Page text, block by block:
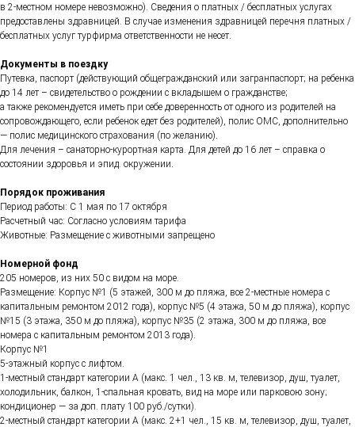
в 2-местном номере невозможно). Сведения о платных / бесплатных услугах
предоставлены здравницей. В случае изменения здравницей перечня платных /
бесплатных услуг турфирма ответственности не несет.
Документы в поездку
Путевка, паспорт (действующий общегражданский или загранпаспорт; на ребенка
до 14 лет – свидетельство о рождении с вкладышем о гражданстве;
а также рекомендуется иметь при себе доверенность от одного из родителей на
сопровождающего, если ребенок едет без родителей), полис ОМС, дополнительно
— полис медицинского страхования (по желанию).
Для лечения – санаторно-курортная карта. Для детей до 16 лет – справка о
состоянии здоровья и эпид. окружении.
Порядок проживания
Период работы: C 1 мая по 17 октября
Расчетный час: Согласно условиям тарифа
Животные: Размещение с животными запрещено
Номерной фонд
205 номеров, из них 50 с видом на море.
Размещение: Корпус №1 (5 этажей, 300 м до пляжа, все 2-местные номера с
капитальным ремонтом 2012 года), корпус №5 (4 этажа, 50 м до пляжа), корпус
№15 (3 этажа, 350 м до пляжа), корпус №35 (2 этажа, 300 м до пляжа, все
номера с капитальным ремонтом 2013 года).
Корпус №1
5-этажный корпус с лифтом.
1-местный стандарт категории А (макс. 1 чел., 13 кв. м, телевизор, душ, туалет,
холодильник, балкон, 1-спальная кровать, вид на море или парковою зону;
кондиционер — за доп. плату 100 руб./сутки).
2-местный стандарт категории А (макс. 2+1 чел., 15 кв. м, телевизор, душ, туалет,